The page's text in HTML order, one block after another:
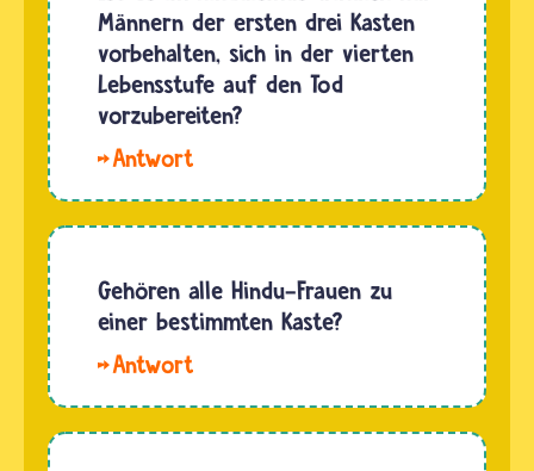
dem
Sanskrit
übersetzt.
Damit
früher
Berufsgruppen
oder ihre
in der…
Männern der ersten drei Kasten
vorbehalten, sich in der vierten
Lebensstufe auf den Tod
vorzubereiten?
darf sich
vierten
Lebensstufe
Alltag
zurückziehen
und sich
Gehören alle Hindu-Frauen zu
einer bestimmten Kaste?
eigene